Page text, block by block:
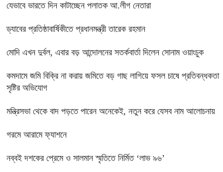
যেভাবে ভারতে দিন কাটাচ্ছেন পলাতক আ.লীগ নেতারা
ড্যাবের প্রতিষ্ঠাবার্ষিকীতে প্রধানমন্ত্রী তারেক রহমান
মোদি এখন দুর্বল, এবার বড় আন্দোলনের সতর্কবার্তা দিলেন সোনাম ওয়াংচুক
কমদামে জমি বিক্রি না করায় জমিতে বড় গাছ লাগিয়ে ফসল চাষে প্রতিবন্ধকতা
সৃষ্টির অভিযোগ
মন্ত্রিসভা থেকে বাদ পড়তে পারেন অনেকেই, নতুন করে যেসব নাম আলোচনায়
গরমে আরামে ফ্যাশনে
নব্বই দশকের প্রেমে ও সালমান স্মৃতিতে নির্মিত ‘লাভ ৯৬’